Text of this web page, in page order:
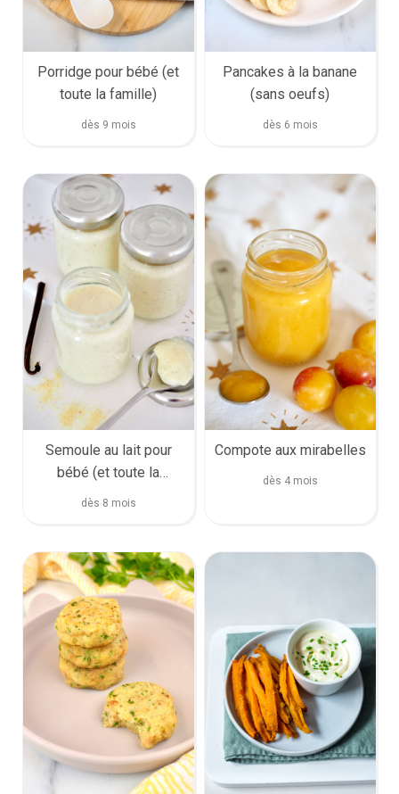
Porridge pour bébé (et
toute la famille)
dès 9 mois
Pancakes à la banane
(sans oeufs)
dès 6 mois
Semoule au lait pour
bébé (et toute la
famille)
dès 8 mois
Compote aux mirabelles
dès 4 mois